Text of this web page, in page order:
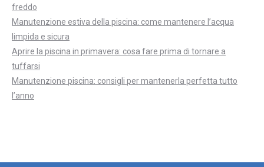
freddo
Manutenzione estiva della piscina: come mantenere l’acqua
limpida e sicura
Aprire la piscina in primavera: cosa fare prima di tornare a
tuffarsi
Manutenzione piscina: consigli per mantenerla perfetta tutto
l’anno